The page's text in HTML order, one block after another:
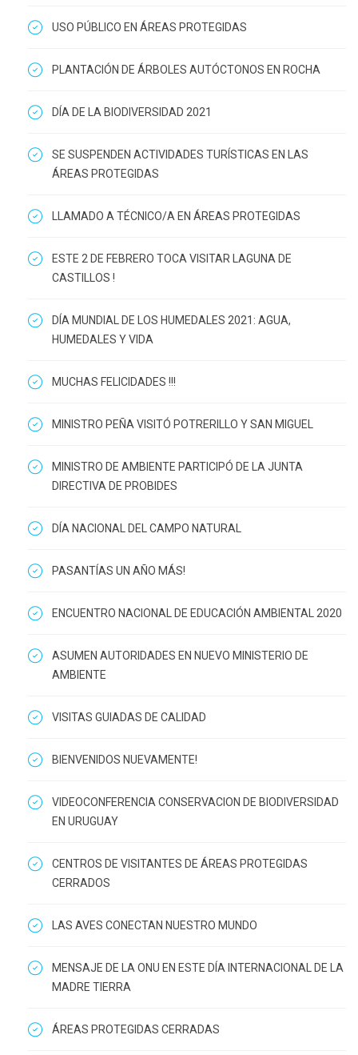
USO PÚBLICO EN ÁREAS PROTEGIDAS
PLANTACIÓN DE ÁRBOLES AUTÓCTONOS EN ROCHA
DÍA DE LA BIODIVERSIDAD 2021
SE SUSPENDEN ACTIVIDADES TURÍSTICAS EN LAS
ÁREAS PROTEGIDAS
LLAMADO A TÉCNICO/A EN ÁREAS PROTEGIDAS
ESTE 2 DE FEBRERO TOCA VISITAR LAGUNA DE
CASTILLOS !
DÍA MUNDIAL DE LOS HUMEDALES 2021: AGUA,
HUMEDALES Y VIDA
MUCHAS FELICIDADES !!!
MINISTRO PEÑA VISITÓ POTRERILLO Y SAN MIGUEL
MINISTRO DE AMBIENTE PARTICIPÓ DE LA JUNTA
DIRECTIVA DE PROBIDES
DÍA NACIONAL DEL CAMPO NATURAL
PASANTÍAS UN AÑO MÁS!
ENCUENTRO NACIONAL DE EDUCACIÓN AMBIENTAL 2020
ASUMEN AUTORIDADES EN NUEVO MINISTERIO DE
AMBIENTE
VISITAS GUIADAS DE CALIDAD
BIENVENIDOS NUEVAMENTE!
VIDEOCONFERENCIA CONSERVACION DE BIODIVERSIDAD
EN URUGUAY
CENTROS DE VISITANTES DE ÁREAS PROTEGIDAS
CERRADOS
LAS AVES CONECTAN NUESTRO MUNDO
MENSAJE DE LA ONU EN ESTE DÍA INTERNACIONAL DE LA
MADRE TIERRA
ÁREAS PROTEGIDAS CERRADAS